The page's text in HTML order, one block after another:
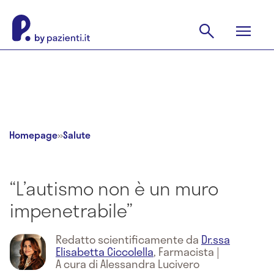
Homepage»Salute
“L’autismo non è un muro
impenetrabile”
Redatto scientificamente da Dr.ssa
Elisabetta Ciccolella, Farmacista |
A cura di Alessandra Lucivero